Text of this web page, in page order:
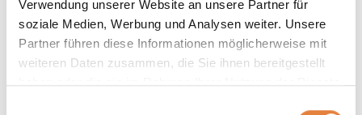
Verwendung unserer Website an unsere Partner für
soziale Medien, Werbung und Analysen weiter. Unsere
Partner führen diese Informationen möglicherweise mit
weiteren Daten zusammen, die Sie ihnen bereitgestellt
haben oder die sie im Rahmen Ihrer Nutzung der Dienste
Beratung? Nehmen Sie Kontakt mit unserer
Vertriebsabteilung auf.
+31 (0)475 59 11 00